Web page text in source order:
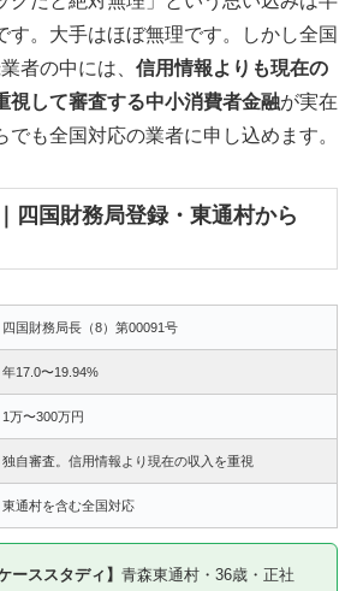
す。大手はほぼ無理です。しかし全国
者の中には、 信用情報よりも現在の
視して審査する中小消費者金融が実在
でも全国対応の業者に申し込めます。
四国財務局登録・東通村から
四国財務局長（8）第00091号
年17.0〜19.94%
1万〜300万円
独自審査。信用情報より現在の収入を重視
東通村を含む全国対応
ーススタディ】 青森東通村・36歳・正社